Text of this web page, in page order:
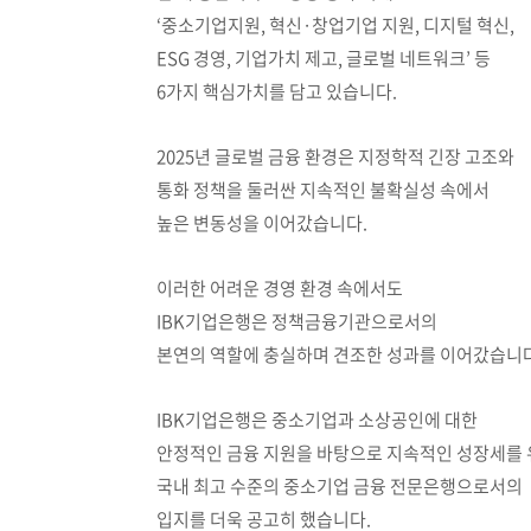
‘중소기업지원, 혁신·창업기업 지원, 디지털 혁신,
ESG 경영, 기업가치 제고, 글로벌 네트워크’ 등
6가지 핵심가치를 담고 있습니다.
2025년 글로벌 금융 환경은 지정학적 긴장 고조와
통화 정책을 둘러싼 지속적인 불확실성 속에서
높은 변동성을 이어갔습니다.
이러한 어려운 경영 환경 속에서도
IBK기업은행은 정책금융기관으로서의
본연의 역할에 충실하며 견조한 성과를 이어갔습니
IBK기업은행은 중소기업과 소상공인에 대한
안정적인 금융 지원을 바탕으로 지속적인 성장세를
국내 최고 수준의 중소기업 금융 전문은행으로서의
입지를 더욱 공고히 했습니다.